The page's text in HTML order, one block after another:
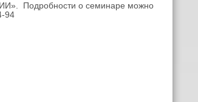
Подробности о семинаре можно
94